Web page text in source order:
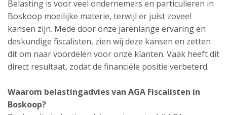
Belasting is voor veel ondernemers en particulieren in
Boskoop moeilijke materie, terwijl er juist zoveel
kansen zijn. Mede door onze jarenlange ervaring en
deskundige fiscalisten, zien wij deze kansen en zetten
dit om naar voordelen voor onze klanten. Vaak heeft dit
direct resultaat, zodat de financiële positie verbeterd.
Waarom belastingadvies van AGA Fiscalisten in
Boskoop?